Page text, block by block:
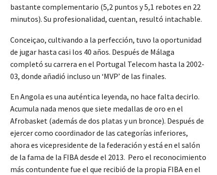
bastante complementario (5,2 puntos y 5,1 rebotes en 22
minutos). Su profesionalidad, cuentan, resultó intachable.
Conceiçao, cultivando a la perfección, tuvo la oportunidad
de jugar hasta casi los 40 años. Después de Málaga
completó su carrera en el Portugal Telecom hasta la 2002-
03, donde añadió incluso un ‘MVP’ de las finales.
En Angola es una auténtica leyenda, no hace falta decirlo.
Acumula nada menos que siete medallas de oro en el
Afrobasket (además de dos platas y un bronce). Después de
ejercer como coordinador de las categorías inferiores,
ahora es vicepresidente de la federación y está en el salón
de la fama de la FIBA desde el 2013. Pero el reconocimiento
más contundente fue el que recibió de la propia FIBA en el